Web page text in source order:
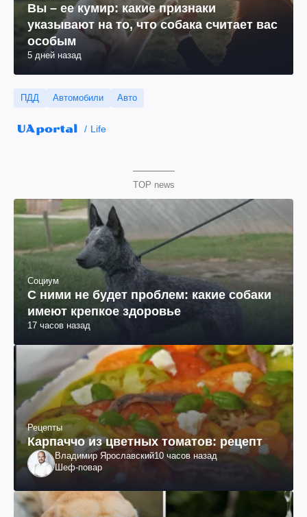
Вы – ее кумир: какие признаки
указывают на то, что собака считает вас
особым
5 дней назад
ПДД Автомобили Авто
Life
TOP news
Социум
С ними не будет проблем: какие собаки
имеют крепкое здоровье
17 часов назад
Рецепты
Карпаччо из цветных томатов: рецепт
Владимир Ярославский10 часов назад
Шеф-повар